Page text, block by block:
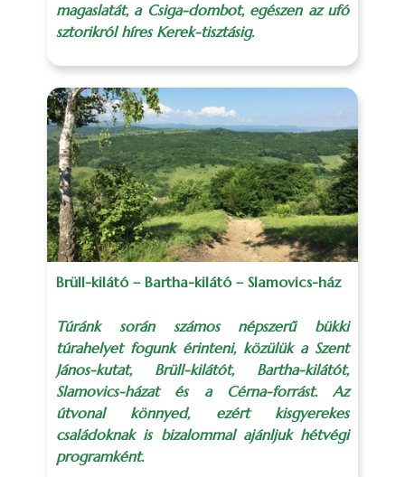
magaslatát, a Csiga-dombot, egészen az ufó
sztorikról híres Kerek-tisztásig.
Brüll-kilátó – Bartha-kilátó – Slamovics-ház
Túránk során számos népszerű bükki
túrahelyet fogunk érinteni, közülük a Szent
János-kutat, Brüll-kilátót, Bartha-kilátót,
Slamovics-házat és a Cérna-forrást. Az
útvonal könnyed, ezért kisgyerekes
családoknak is bizalommal ajánljuk hétvégi
programként.